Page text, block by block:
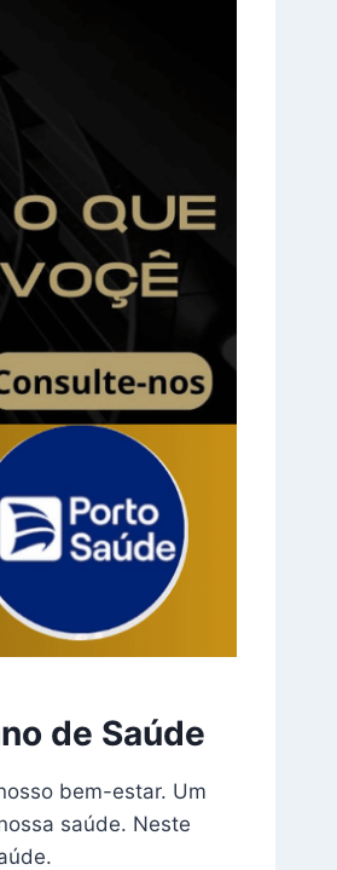
de Saúde
bem-estar. Um
saúde. Neste